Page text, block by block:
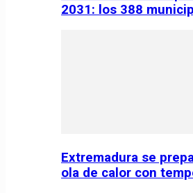
2031: los 388
Extremadura se
ola de calor con